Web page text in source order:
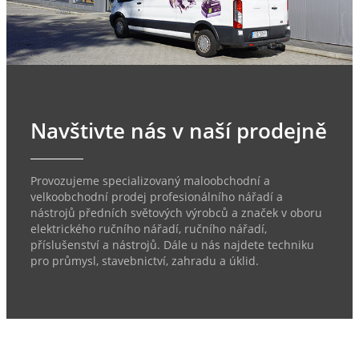
Navštivte nás v naší prodejně
Provozujeme specializovaný maloobchodní a
velkoobchodní prodej profesionálního nářadí a
nástrojů předních světových výrobců a značek v oboru
elektrického ručního nářadí, ručního nářadí,
příslušenství a nástrojů. Dále u nás najdete techniku
pro průmysl, stavebnictví, zahradu a úklid.